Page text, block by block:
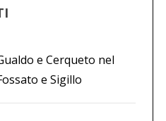
e Cerqueto nel
e Sigillo